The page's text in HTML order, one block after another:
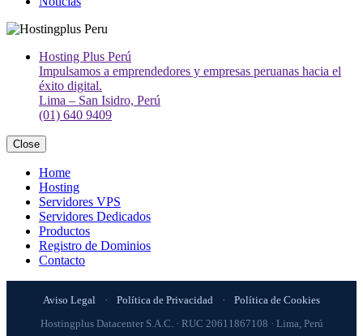
Hosting Plus Perú
Impulsamos a emprendedores y empresas peruanas hacia el
éxito digital.
Lima – San Isidro, Perú
(01) 640 9409
Close
Home
Hosting
Servidores VPS
Servidores Dedicados
Productos
Registro de Dominios
Contacto
Aviso Legal · Política de Privacidad ·
Política de Cookies
Hostingplus Datacenter S.A.C. · RUC 20611867108 · Lima, Perú